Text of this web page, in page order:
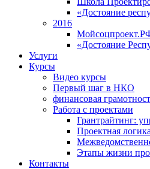
«Достояние
2016
«Достояние
Услуги
Курсы
Видео курсы
Первый шаг в НКО
финансовая
Работа с проектами
Грантрайтинг:
Проектная логика
Этапы жизни
Контакты